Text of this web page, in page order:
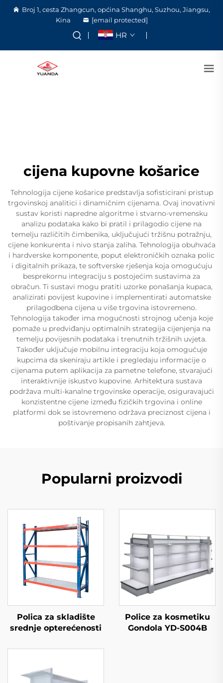
Broj 1, cesta Zhangcun, općina Shanghu, Suzhou, Jiangsu,
Kina
[email protected]
HR
cijena kupovne košarice
Tehnologija cijene košarice predstavlja sofisticirani pristup
trgovinskoj analitici i dinamičnim cijenama. Ovaj inovativni
sustav koristi napredne algoritme i stvarno-vremensku
analizu podataka kako bi pratil i prilagodio cijene na
temelju različitih čimbenika, uključujući tržišnu potražnju,
cijene konkurenta i nivo stanja zaliha. Tehnologija obuhvaća
i hardverske komponente, poput elektroničkih oznaka polic
i digitalnih prikaza, te softverske rješenja koja omogućuju
besprekornu integraciju s postojećim sustavima za
obračun. Ti sustavi mogu pratiti uzorke ponašanja kupaca,
analizirati povijest kupovine i implementirati automatske
prilagodbena cijena u više trgovina istovremeno.
Tehnologija također ima mogućnosti strojnog učenja koje
pomaže u predviđanju optimalnih strategija cijenjenja na
temelju povijesnih podataka i trenutnih tržišnih uvjeta.
Također uključuje mobilnu integraciju koja omogućuje
kupcima da skeniraju artikle i pregledaju informacije o
cijenama putem aplikacija za pametne telefone, stvarajući
interaktivnije iskustvo kupovine. Arhitektura sustava
podržava multi-kanalne trgovinske operacije, osiguravajući
konzistentne cijene između fizičkih trgovina i online
platformi dok se istovremeno održava preciznost cijena i
poštivanje propisanih zahtjeva.
Popularni proizvodi
Polica za skladište
srednje opterećenosti
Police za kosmetiku
Gondola YD-S004B